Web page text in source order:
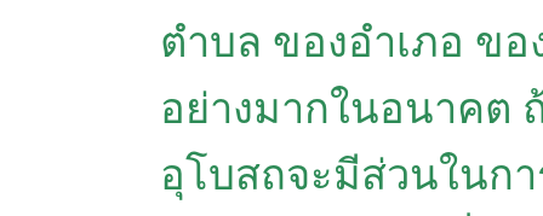
ตำบล ของอำเภอ ข
อย่างมากในอนาคต
อุโบสถจะมีส่วนในก